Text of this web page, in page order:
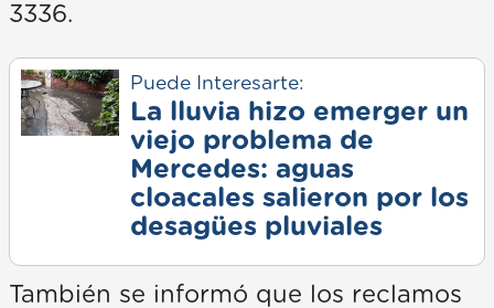
3336.
Puede Interesarte:
La lluvia hizo emerger un
viejo problema de
Mercedes: aguas
cloacales salieron por los
desagües pluviales
También se informó que los reclamos